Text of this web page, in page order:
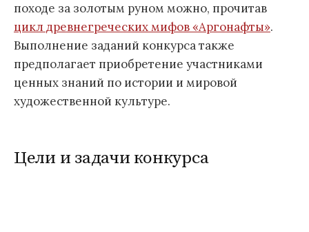
походе за золотым руном можно, прочитав
цикл древнегреческих мифов «Аргонафты».
Выполнение заданий конкурса также
предполагает приобретение участниками
ценных знаний по истории и мировой
художественной культуре.
Цели и задачи конкурса